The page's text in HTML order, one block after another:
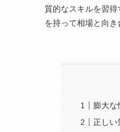
質的なスキルを習
を持って相場と向き
膨大な
正しい